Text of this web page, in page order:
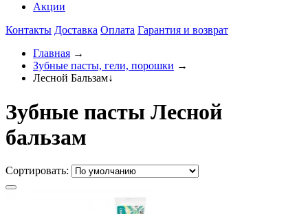
Акции
Контакты Доставка Оплата Гарантия и возврат
Главная →
Зубные пасты, гели, порошки →
Лесной Бальзам↓
Зубные пасты Лесной
бальзам
Сортировать: